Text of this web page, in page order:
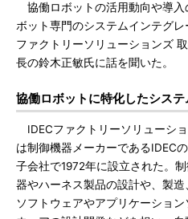
協働ロボットの活用動向や導入
ボット専門のシステムインテグ
ファクトリーソリューションズ
長の鈴木正敏氏に話を聞いた。
協働ロボットに特化したシス
IDECファクトリーソリューシ
は制御機器メーカーであるIDEC
子会社で1972年に設立された。
器やハーネス製品の設計や、製造
ソフトウェアやアプリケーション